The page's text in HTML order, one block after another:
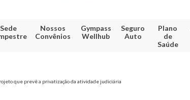
Sede
Nossos
Convênios
Gympass
Wellhub
Seguro
Auto
Plano
de
Saúde
que prevê a privatização da atividade judiciária